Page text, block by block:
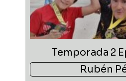
Temporada 2
Rubén